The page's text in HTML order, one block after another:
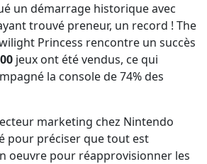
un démarrage historique avec
trouvé preneur, un record ! The
Princess rencontre un succès
jeux ont été vendus, ce qui
la console de 74% des
marketing chez Nintendo
pour préciser que tout est
oeuvre pour réapprovisionner les